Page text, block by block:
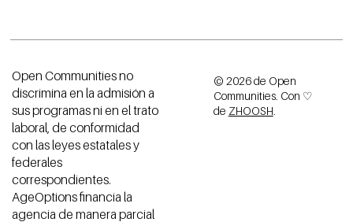
Open Communities no
discrimina en la admisión a
sus programas ni en el trato
laboral, de conformidad
con las leyes estatales y
federales
correspondientes.
AgeOptions financia la
agencia de manera parcial
© 2026 de Open
Communities. Con ♡
de ZHOOSH